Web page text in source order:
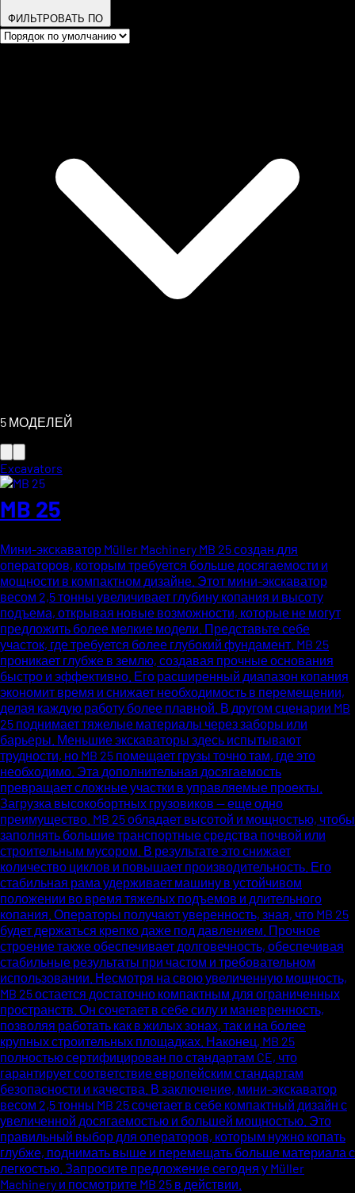
ФИЛЬТРОВАТЬ ПО
5 МОДЕЛЕЙ
Excavators
MB 25
Мини-экскаватор Müller Machinery MB 25 создан для
операторов, которым требуется больше досягаемости и
мощности в компактном дизайне. Этот мини-экскаватор
весом 2,5 тонны увеличивает глубину копания и высоту
подъема, открывая новые возможности, которые не могут
предложить более мелкие модели. Представьте себе
участок, где требуется более глубокий фундамент. MB 25
проникает глубже в землю, создавая прочные основания
быстро и эффективно. Его расширенный диапазон копания
экономит время и снижает необходимость в перемещении,
делая каждую работу более плавной. В другом сценарии MB
25 поднимает тяжелые материалы через заборы или
барьеры. Меньшие экскаваторы здесь испытывают
трудности, но MB 25 помещает грузы точно там, где это
необходимо. Эта дополнительная досягаемость
превращает сложные участки в управляемые проекты.
Загрузка высокобортных грузовиков — еще одно
преимущество. MB 25 обладает высотой и мощностью, чтобы
заполнять большие транспортные средства почвой или
строительным мусором. В результате это снижает
количество циклов и повышает производительность. Его
стабильная рама удерживает машину в устойчивом
положении во время тяжелых подъемов и длительного
копания. Операторы получают уверенность, зная, что MB 25
будет держаться крепко даже под давлением. Прочное
строение также обеспечивает долговечность, обеспечивая
стабильные результаты при частом и требовательном
использовании. Несмотря на свою увеличенную мощность,
MB 25 остается достаточно компактным для ограниченных
пространств. Он сочетает в себе силу и маневренность,
позволяя работать как в жилых зонах, так и на более
крупных строительных площадках. Наконец, MB 25
полностью сертифицирован по стандартам CE, что
гарантирует соответствие европейским стандартам
безопасности и качества. В заключение, мини-экскаватор
весом 2,5 тонны MB 25 сочетает в себе компактный дизайн с
увеличенной досягаемостью и большей мощностью. Это
правильный выбор для операторов, которым нужно копать
глубже, поднимать выше и перемещать больше материала с
легкостью. Запросите предложение сегодня у Müller
Machinery и посмотрите MB 25 в действии.